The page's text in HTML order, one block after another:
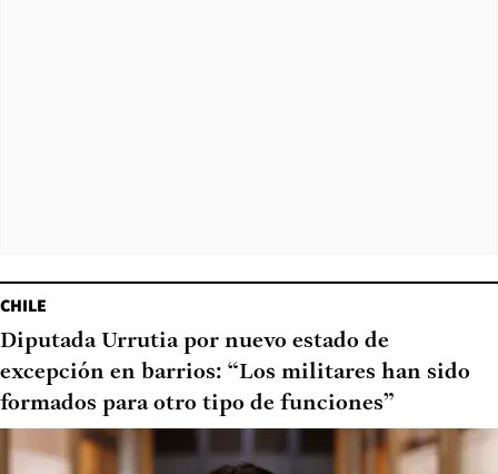
CHILE
Diputada Urrutia por nuevo estado de
excepción en barrios: “Los militares han sido
formados para otro tipo de funciones”